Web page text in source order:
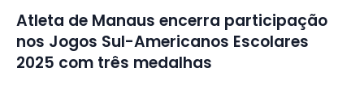
Atleta de Manaus encerra participação
nos Jogos Sul-Americanos Escolares
2025 com três medalhas